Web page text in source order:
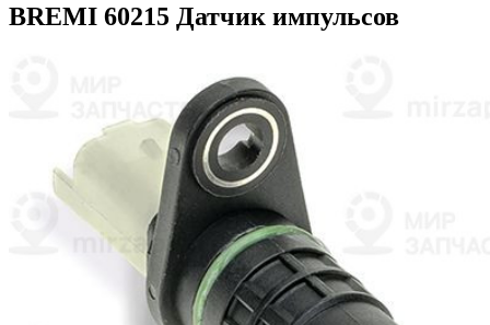
BREMI 60215 Датчик импульсов